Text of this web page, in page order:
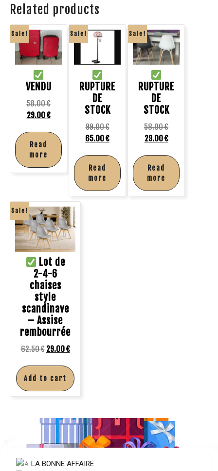
Related products
Sale!
VENDU
58.00€
29.00€
Read
more
Sale!
RUPTURE
DE
STOCK
99.00€
65.00€
Read
more
Sale!
RUPTURE
DE
STOCK
58.00€
29.00€
Read
more
Sale!
Lot de
2-4-6
chaises
style
scandinave
– Assise
rembourrée
62.50€ 29.00€
Add to cart
LA BONNE AFFAIRE